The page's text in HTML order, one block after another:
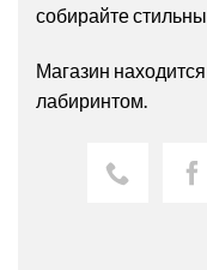
собирайте
Магазин
лабиринтом.